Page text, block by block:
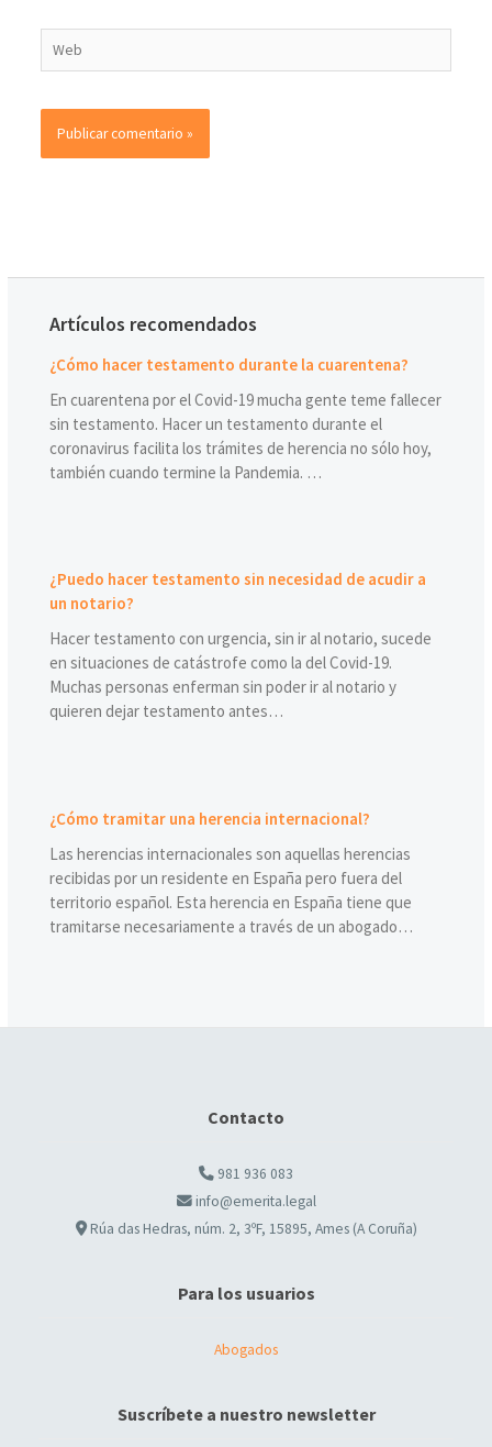
Artículos recomendados
¿Cómo hacer testamento durante la cuarentena?
En cuarentena por el Covid-19 mucha gente teme fallecer
sin testamento. Hacer un testamento durante el
coronavirus facilita los trámites de herencia no sólo hoy,
también cuando termine la Pandemia. …
¿Puedo hacer testamento sin necesidad de acudir a
un notario?
Hacer testamento con urgencia, sin ir al notario, sucede
en situaciones de catástrofe como la del Covid-19.
Muchas personas enferman sin poder ir al notario y
quieren dejar testamento antes…
¿Cómo tramitar una herencia internacional?
Las herencias internacionales son aquellas herencias
recibidas por un residente en España pero fuera del
territorio español. Esta herencia en España tiene que
tramitarse necesariamente a través de un abogado…
Contacto
981 936 083
info@emerita.legal
Rúa das Hedras, núm. 2, 3ºF, 15895, Ames (A Coruña)
Para los usuarios
Abogados
Suscríbete a nuestro newsletter